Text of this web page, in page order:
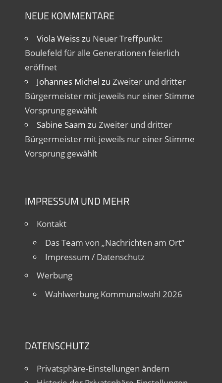
NEUE KOMMENTARE
Viola Weisszu Neuer Treffpunkt:
Boulefeld für alle Generationen feierlich
eröffnet
Johannes Michel zu Zweiter und dritter
Bürgermeister mit jeweils nur einer Stimme
Vorsprung gewählt
Sabine Saam zu Zweiter und dritter
Bürgermeister mit jeweils nur einer Stimme
Vorsprung gewählt
IMPRESSUM UND MEHR
Kontakt
Das Team von „Nachrichten am Ort“
Impressum / Datenschutz
Werbung
Wahlwerbung Kommunalwahl 2026
DATENSCHUTZ
Privatsphäre-Einstellungen ändern